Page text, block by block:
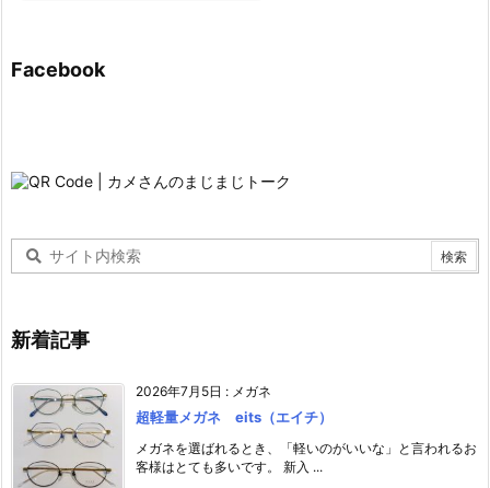
Facebook
新着記事
2026年7月5日 : メガネ
超軽量メガネ eits（エイチ）
メガネを選ばれるとき、「軽いのがいいな」と言われるお
客様はとても多いです。 新入 ...